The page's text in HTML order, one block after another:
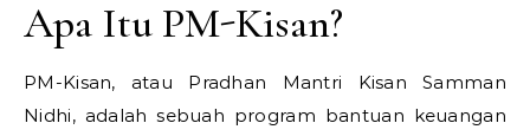
Apa Itu PM-Kisan?
PM-Kisan, atau Pradhan Mantri Kisan Samman
Nidhi, adalah sebuah program bantuan keuangan